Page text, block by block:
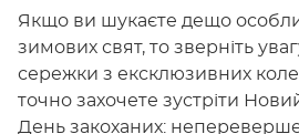
Якщо ви шукаєте дещо
зимових свят, то зверніть
сережки з ексклюзивних
точно захочете зустріти
День закоханих: